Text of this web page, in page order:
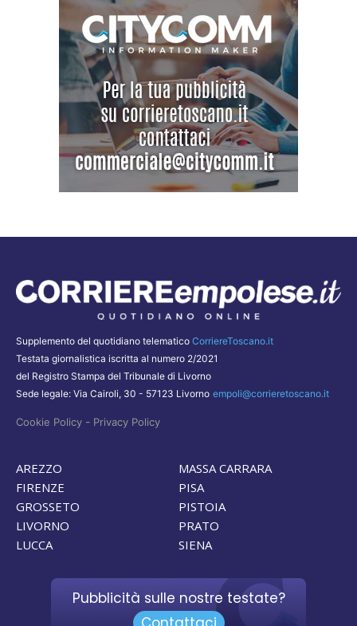
Supplemento del quotidiano telematico CorriereToscano.it
Testata giornalistica iscritta al numero 2/2021
del Registro Stampa del Tribunale di Livorno
Sede legale: Via Cairoli, 30 - 57123 Livorno empoli@corrieretoscano.it
Cookie Policy - Privacy Policy
AREZZO
FIRENZE
GROSSETO
LIVORNO
LUCCA
MASSA CARRARA
PISA
PISTOIA
PRATO
SIENA
Pubblicità sulle nostre testate?